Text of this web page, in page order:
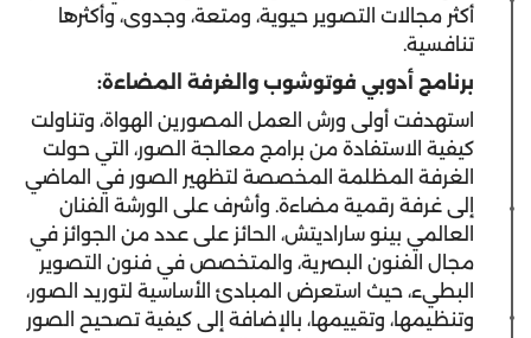
أكثر مجالات التصوير حيوية، ومتعة، وجدوى، وأكثرها
تنافسية.
برنامج أدوبي فوتوشوب والغرفة المضاءة:
استهدفت أولى ورش العمل المصورين الهواة، وتناولت
كيفية الاستفادة من برامج معالجة الصور، التي حولت
الغرفة المظلمة المخصصة لتظهير الصور في الماضي
إلى غرفة رقمية مضاءة. وأشرف على الورشة الفنان
العالمي بينو ساراديتش، الحائز على عدد من الجوائز في
مجال الفنون البصرية، والمتخصص في فنون التصوير
البطيء، حيث استعرض المبادئ الأساسية لتوريد الصور،
وتنظيمها، وتقييمها، بالإضافة إلى كيفية تصحيح الصور